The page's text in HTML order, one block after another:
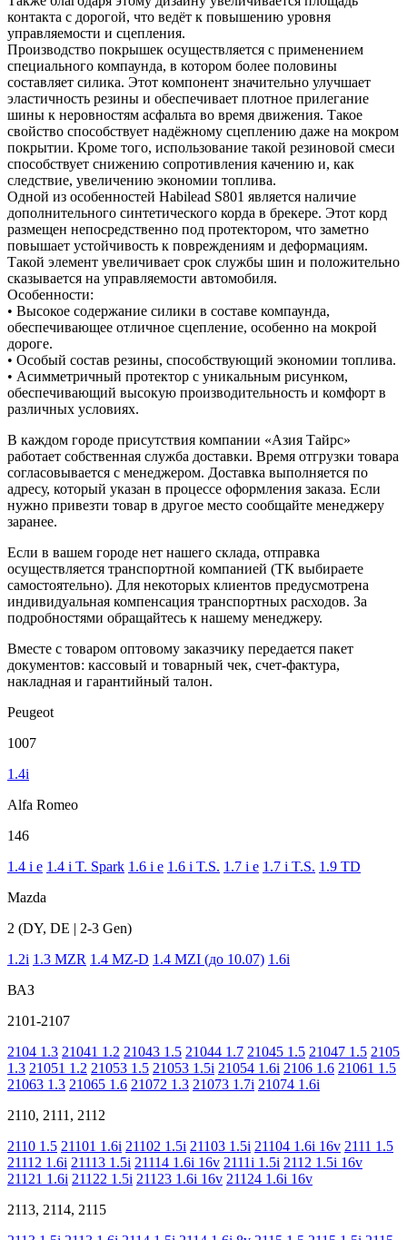
контакта с дорогой, что ведёт к повышению уровня
управляемости и сцепления.
Производство покрышек осуществляется с применением
специального компаунда, в котором более половины
составляет силика. Этот компонент значительно улучшает
эластичность резины и обеспечивает плотное прилегание
шины к неровностям асфальта во время движения. Такое
свойство способствует надёжному сцеплению даже на мокром
покрытии. Кроме того, использование такой резиновой смеси
способствует снижению сопротивления качению и, как
следствие, увеличению экономии топлива.
Одной из особенностей Habilead S801 является наличие
дополнительного синтетического корда в брекере. Этот корд
размещен непосредственно под протектором, что заметно
повышает устойчивость к повреждениям и деформациям.
Такой элемент увеличивает срок службы шин и положительно
сказывается на управляемости автомобиля.
Особенности:
• Высокое содержание силики в составе компаунда,
обеспечивающее отличное сцепление, особенно на мокрой
дороге.
• Особый состав резины, способствующий экономии топлива.
• Асимметричный протектор с уникальным рисунком,
обеспечивающий высокую производительность и комфорт в
различных условиях.
В каждом городе присутствия компании «Азия Тайрс»
работает собственная служба доставки. Время отгрузки товара
согласовывается с менеджером. Доставка выполняется по
адресу, который указан в процессе оформления заказа. Если
нужно привезти товар в другое место сообщайте менеджеру
заранее.
Если в вашем городе нет нашего склада, отправка
осуществляется транспортной компанией (ТК выбираете
самостоятельно). Для некоторых клиентов предусмотрена
индивидуальная компенсация транспортных расходов. За
подробностями обращайтесь к нашему менеджеру.
Вместе с товаром оптовому заказчику передается пакет
документов: кассовый и товарный чек, счет-фактура,
накладная и гарантийный талон.
Peugeot
1007
1.4i
Alfa Romeo
146
1.4 i e 1.4 i T. Spark 1.6 i e 1.6 i T.S. 1.7 i e 1.7 i T.S. 1.9 TD
Mazda
2 (DY, DE | 2-3 Gen)
1.2i 1.3 MZR 1.4 MZ-D 1.4 MZI (до 10.07) 1.6i
ВАЗ
2101-2107
2104 1.3 21041 1.2 21043 1.5 21044 1.7 21045 1.5 21047 1.5 2105
1.3 21051 1.2 21053 1.5 21053 1.5i 21054 1.6i 2106 1.6 21061 1.5
21063 1.3 21065 1.6 21072 1.3 21073 1.7i 21074 1.6i
2110, 2111, 2112
2110 1.5 21101 1.6i 21102 1.5i 21103 1.5i 21104 1.6i 16v 2111 1.5
21112 1.6i 21113 1.5i 21114 1.6i 16v 2111i 1.5i 2112 1.5i 16v
21121 1.6i 21122 1.5i 21123 1.6i 16v 21124 1.6i 16v
2113, 2114, 2115